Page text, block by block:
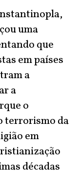
uma
que
em países
a
a
o
terrorismo da
em
décadas